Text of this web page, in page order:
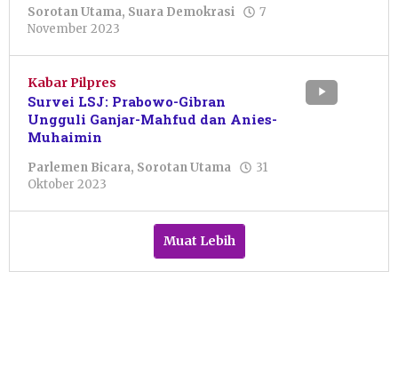
Sorotan Utama, Suara Demokrasi
7
November 2023
Kabar Pilpres
Survei LSJ: Prabowo-Gibran
Ungguli Ganjar-Mahfud dan Anies-
Muhaimin
Parlemen Bicara, Sorotan Utama
31
Oktober 2023
Muat Lebih